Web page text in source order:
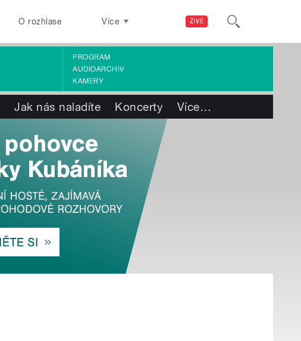
ŽIVĚ
O rozhlase Více
PROGRAM
AUDIOARCHIV
KAMERY
Jak nás naladíte Koncerty Více…